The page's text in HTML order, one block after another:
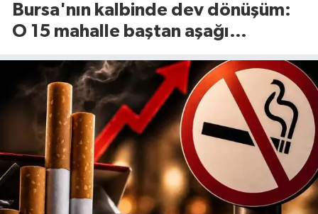
Bursa'nın kalbinde dev dönüşüm:
O 15 mahalle baştan aşağı